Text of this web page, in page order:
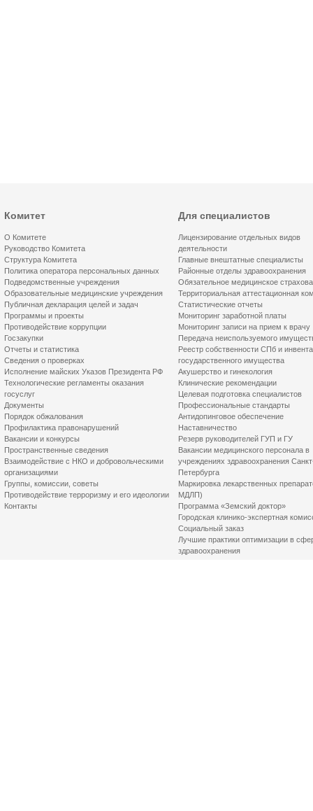
Комитет
О Комитете
Руководство Комитета
Структура Комитета
Политика оператора персональных данных
Подведомственные учреждения
Образовательные медицинские учреждения
Публичная декларация целей и задач
Программы и проекты
Противодействие коррупции
Госзакупки
Отчеты и статистика
Сведения о проверках
Исполнение майских Указов Президента РФ
Технологические регламенты оказания
госуслуг
Документы
Порядок обжалования
Профилактика правонарушений
Вакансии и конкурсы
Пространственные сведения
Взаимодействие с НКО и добровольческими
организациями
Группы, комиссии, советы
Противодействие терроризму и его идеологии
Контакты
Для специалистов
Лицензирование отдельных видов
деятельности
Главные внештатные специалисты
Районные отделы здравоохранения
Обязательное медицинское
Территориальная аттестационная
Статистические отчеты
Мониторинг заработной платы
Мониторинг записи на прием к врачу
Передача неиспользуемого
Реестр собственности СПб и
государственного имущества
Акушерство и гинекология
Клинические рекомендации
Целевая подготовка специалистов
Профессиональные стандарты
Антидопинговое обеспечение
Наставничество
Резерв руководителей ГУП и ГУ
Вакансии медицинского персонала в
учреждениях здравоохранения
Петербурга
Маркировка лекарственных
МДЛП)
Программа «Земский доктор»
Городская клинико-экспертная
Социальный заказ
Лучшие практики оптимизации в
здравоохранения